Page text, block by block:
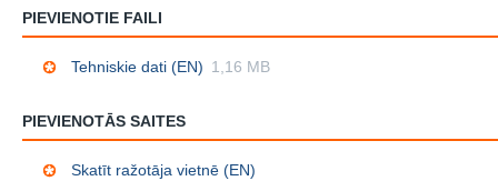
PIEVIENOTIE FAILI
Tehniskie dati (EN) 1,16 MB
PIEVIENOTĀS SAITES
Skatīt ražotāja vietnē (EN)